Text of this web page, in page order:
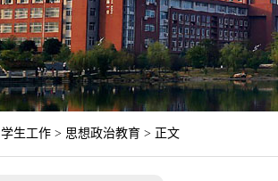
学生工作 > 思想政治教育 > 正文